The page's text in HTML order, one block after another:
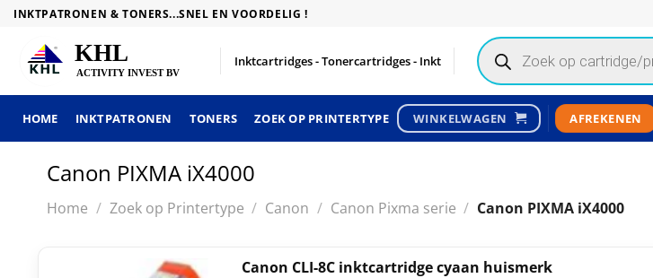
Skip
content
INKTPATRONEN & TONERS...SNEL EN VOORDELIG !
Inktcartridges - Tonercartridges - Inkt
Products
search
HOME INKTPATRONEN TONERS ZOEK OP PRINTERTYPE WINKELWAGEN AFREKENEN
Canon PIXMA iX4000
Home / Zoek op Printertype / Canon / Canon Pixma serie / Canon PIXMA iX4000
Canon CLI-8C inktcartridge cyaan huismerk